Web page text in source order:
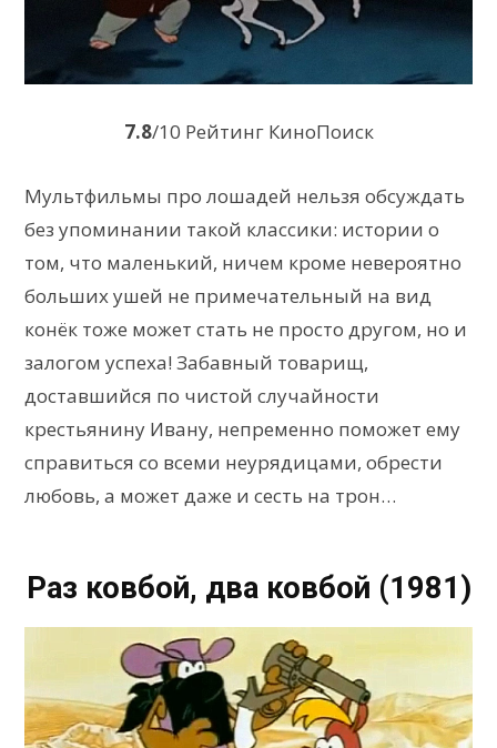
7.8/10 Рейтинг КиноПоиск
Мультфильмы про лошадей нельзя обсуждать
без упоминании такой классики: истории о
том, что маленький, ничем кроме невероятно
больших ушей не примечательный на вид
конëк тоже может стать не просто другом, но и
залогом успеха! Забавный товарищ,
доставшийся по чистой случайности
крестьянину Ивану, непременно поможет ему
справиться со всеми неурядицами, обрести
любовь, а может даже и сесть на трон…
Раз ковбой, два ковбой (1981)